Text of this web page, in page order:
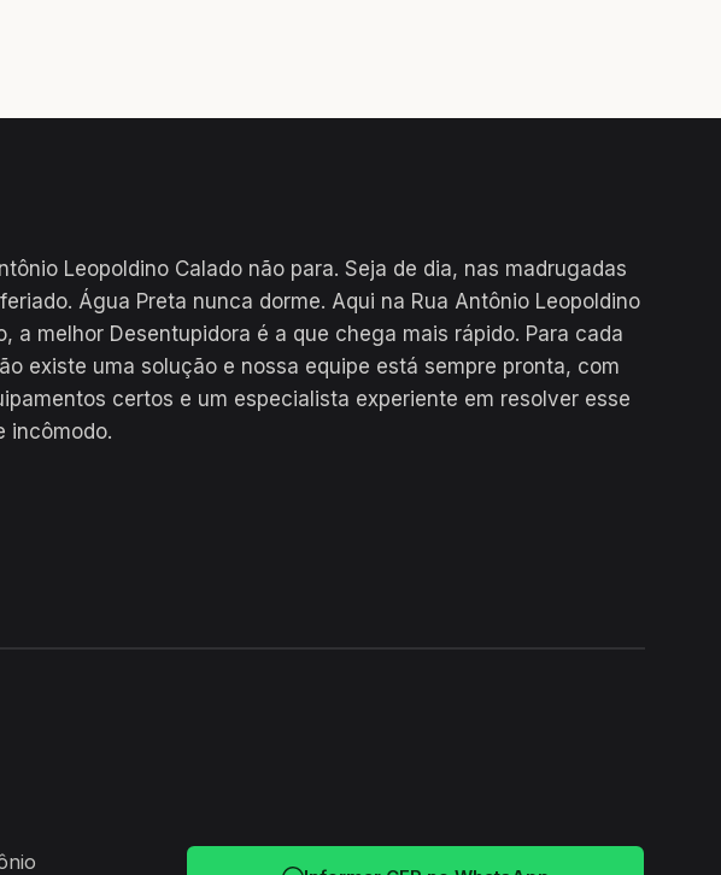
Leopoldino Calado não para. Seja de dia, nas madrugadas
Água Preta nunca dorme. Aqui na Rua Antônio Leopoldino
a melhor Desentupidora é a que chega mais rápido. Para cada
existe uma solução e nossa equipe está sempre pronta, com
certos e um especialista experiente em resolver esse
incômodo.